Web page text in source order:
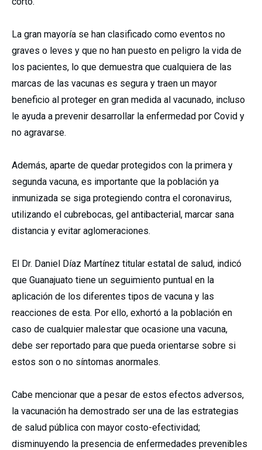
La gran mayoría se han clasificado como eventos no
graves o leves y que no han puesto en peligro la vida de
los pacientes, lo que demuestra que cualquiera de las
marcas de las vacunas es segura y traen un mayor
beneficio al proteger en gran medida al vacunado, incluso
le ayuda a prevenir desarrollar la enfermedad por Covid y
no agravarse.
Además, aparte de quedar protegidos con la primera y
segunda vacuna, es importante que la población ya
inmunizada se siga protegiendo contra el coronavirus,
utilizando el cubrebocas, gel antibacterial, marcar sana
distancia y evitar aglomeraciones.
El Dr. Daniel Díaz Martínez titular estatal de salud, indicó
que Guanajuato tiene un seguimiento puntual en la
aplicación de los diferentes tipos de vacuna y las
reacciones de esta. Por ello, exhortó a la población en
caso de cualquier malestar que ocasione una vacuna,
debe ser reportado para que pueda orientarse sobre si
estos son o no síntomas anormales.
Cabe mencionar que a pesar de estos efectos adversos,
la vacunación ha demostrado ser una de las estrategias
de salud pública con mayor costo-efectividad;
disminuyendo la presencia de enfermedades prevenibles